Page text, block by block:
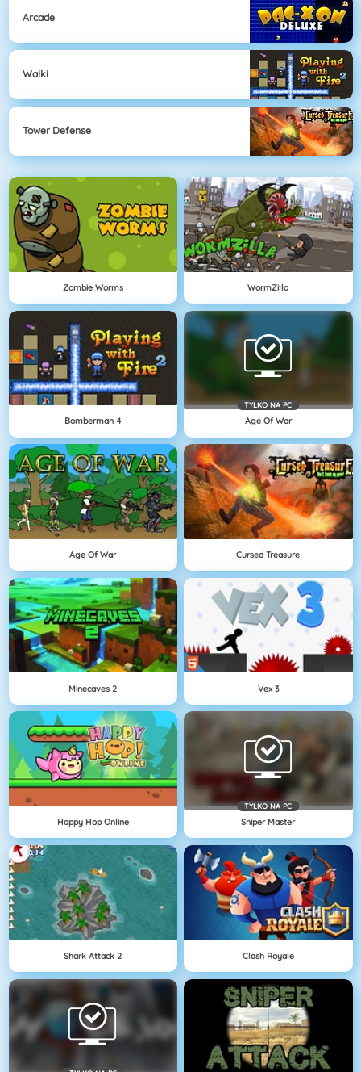
Arcade
Walki
Tower Defense
Zombie Worms WormZilla
Bomberman 4
TYLKO NA PC
Age Of War
Age Of War Cursed Treasure
Minecaves 2 Vex 3
Happy Hop Online
TYLKO NA PC
Sniper Master
Shark Attack 2 Clash Royale